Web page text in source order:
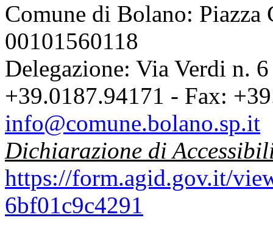
Comune di Bolano:
00101560118
Delegazione: Via Verdi n.
+39.0187.94171 - Fax:
info@comune.bolano.sp.it
Dichiarazione di
https://form.agid.gov.it/
6bf01c9c4291